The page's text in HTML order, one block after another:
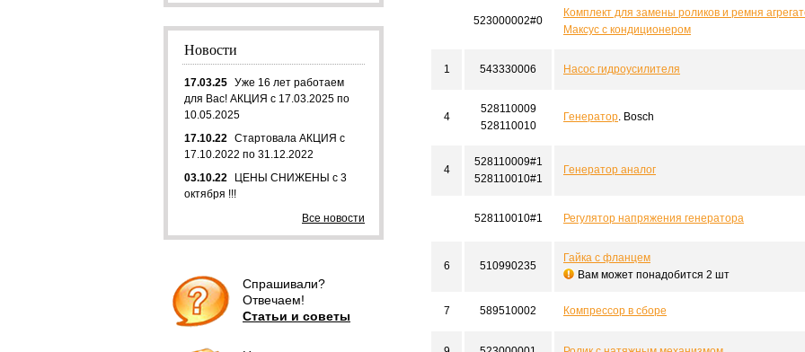
523000002#0
Комплект для замены роликов и ремня
Максус с кондиционером
1 543330006 Насос гидроусилителя
4
528110009
528110010
Генератор. Bosch
4
528110009#1
528110010#1
Генератор аналог
528110010#1 Регулятор напряжения генератора
6 510990235
Гайка с фланцем
Вам может понадобится 2 шт
7 589510002 Компрессор в сборе
Новости
17.03.25 Уже 16 лет работаем
для Вас! АКЦИЯ с 17.03.2025 по
10.05.2025
17.10.22 Стартовала АКЦИЯ с
17.10.2022 по 31.12.2022
03.10.22
ЦЕНЫ СНИЖЕНЫ с 3
октября !!!
Все новости
Спрашивали?
Отвечаем!
Статьи и советы